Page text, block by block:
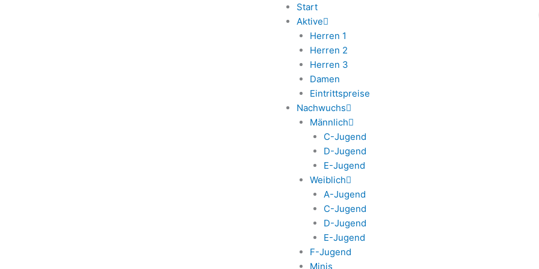
Start
Aktive
Herren 1
Herren 2
Herren 3
Damen
Eintrittspreise
Nachwuchs
Männlich
C-Jugend
D-Jugend
E-Jugend
Weiblich
A-Jugend
C-Jugend
D-Jugend
E-Jugend
F-Jugend
Minis